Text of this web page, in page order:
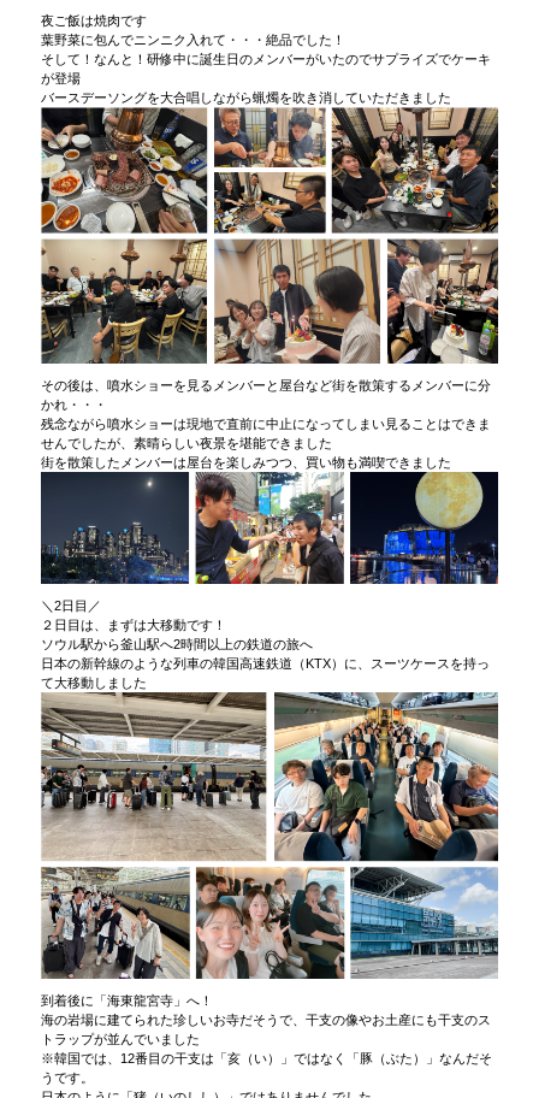
夜ご飯は焼肉です
葉野菜に包んでニンニク入れて・・・絶品でした！
そして！なんと！研修中に誕生日のメンバーがいたのでサプライズでケーキ
が登場
バースデーソングを大合唱しながら蝋燭を吹き消していただきました
その後は、噴水ショーを見るメンバーと屋台など街を散策するメンバーに分
かれ・・・
残念ながら噴水ショーは現地で直前に中止になってしまい見ることはできま
せんでしたが、素晴らしい夜景を堪能できました
街を散策したメンバーは屋台を楽しみつつ、買い物も満喫できました️
＼2日目／
２日目は、まずは大移動です！
ソウル駅から釜山駅へ2時間以上の鉄道の旅へ
日本の新幹線のような列車の韓国高速鉄道（KTX）に、スーツケースを持っ
て大移動しました
到着後に「海東龍宮寺」へ！
海の岩場に建てられた珍しいお寺だそうで、干支の像やお土産にも干支のス
トラップが並んでいました
※韓国では、12番目の干支は「亥（い）」ではなく「豚（ぶた）」なんだそ
うです。